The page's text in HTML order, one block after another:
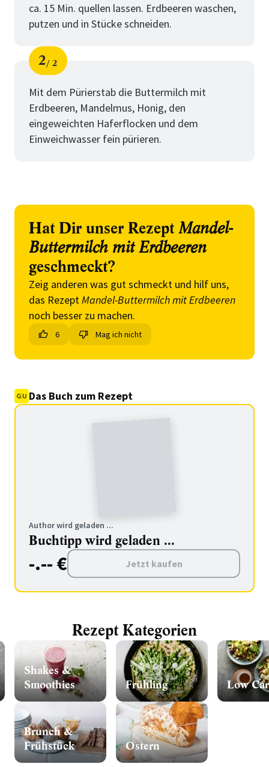
ca. 15 Min. quellen lassen. Erdbeeren waschen,
putzen und in Stücke schneiden.
Schritt
2
von
2
Mit dem Pürierstab die Buttermilch mit
Erdbeeren, Mandelmus, Honig, den
eingeweichten Haferflocken und dem
Einweichwasser fein pürieren.
Hat Dir unser Rezept Mandel-
Buttermilch mit Erdbeeren
geschmeckt?
Zeig anderen was gut schmeckt und hilf uns,
das RezeptMandel-Buttermilch mit Erdbeeren
noch besser zu machen.
6 Mag ich nicht
Das Buch zum Rezept
Author wird geladen ...
Buchtipp wird geladen ...
-.-- € Jetzt kaufen
Rezept Kategorien
Shakes &
Smoothies
Brunch &
Frühstück
Frühling
Ostern
Low